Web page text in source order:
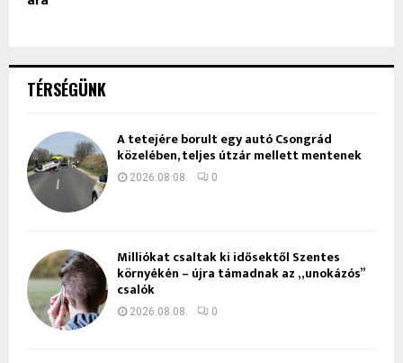
TÉRSÉGÜNK
A tetejére borult egy autó Csongrád
közelében, teljes útzár mellett mentenek
2026.08.08. 0
Milliókat csaltak ki idősektől Szentes
környékén – újra támadnak az „unokázós”
csalók
2026.08.08. 0